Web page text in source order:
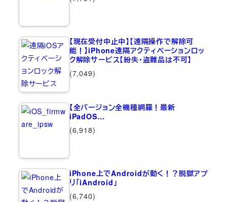
【現在受付中止中】【遠隔操作で解除可
能！】iPhone遠隔アクティベーションロッ
ク解除サービス【紛失・盗難品は不可】
(7,049)
【全バージョン全機種網羅！最新
iPadOS…
(6,918)
iPhone上でAndroidが動く！？脱獄アプ
リ「iAndroid」
(6,740)